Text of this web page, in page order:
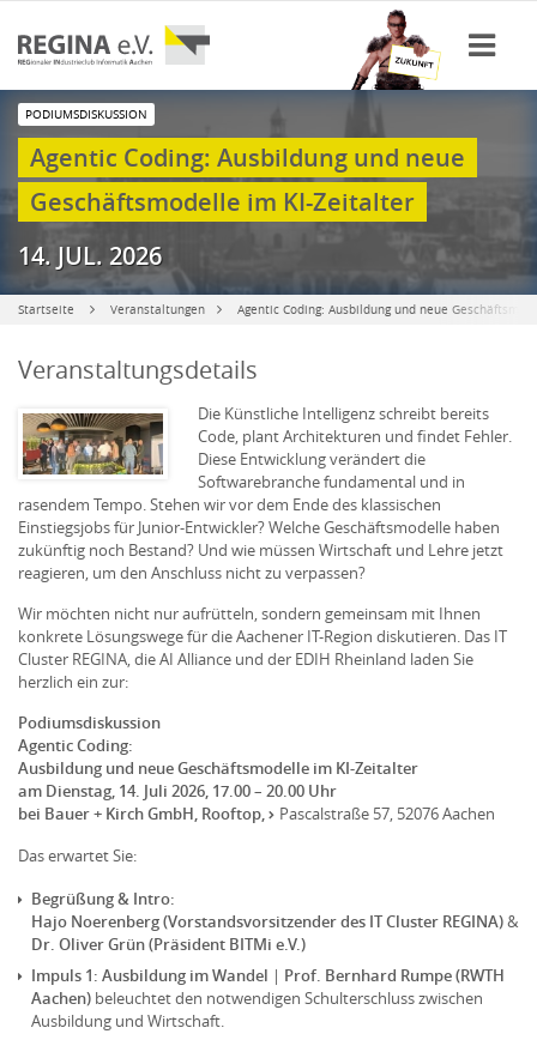
PODIUMSDISKUSSION
Agentic Coding: Ausbildung und neue
Geschäftsmodelle im KI-Zeitalter
14. JUL. 2026
Startseite Veranstaltungen Agentic Coding: Ausbildung und neue
Veranstaltungsdetails
Die Künstliche Intelligenz schreibt bereits
Code, plant Architekturen und findet Fehler.
Diese Entwicklung verändert die
Softwarebranche fundamental und in
rasendem Tempo. Stehen wir vor dem Ende des klassischen
Einstiegsjobs für Junior-Entwickler? Welche Geschäftsmodelle haben
zukünftig noch Bestand? Und wie müssen Wirtschaft und Lehre jetzt
reagieren, um den Anschluss nicht zu verpassen?
Wir möchten nicht nur aufrütteln, sondern gemeinsam mit Ihnen
konkrete Lösungswege für die Aachener IT-Region diskutieren. Das IT
Cluster REGINA, die AI Alliance und der EDIH Rheinland laden Sie
herzlich ein zur:
Podiumsdiskussion
Agentic Coding:
Ausbildung und neue Geschäftsmodelle im KI-Zeitalter
am Dienstag, 14. Juli 2026, 17.00 – 20.00 Uhr
bei Bauer + Kirch GmbH, Rooftop,
Pascalstraße 57, 52076 Aachen
Das erwartet Sie:
Begrüßung & Intro:
Hajo Noerenberg (Vorstandsvorsitzender des IT Cluster REGINA)&
Dr. Oliver Grün (Präsident BITMi e.V.)
Impuls 1: Ausbildung im Wandel | Prof. Bernhard Rumpe (RWTH
Aachen) beleuchtet den notwendigen Schulterschluss zwischen
Ausbildung und Wirtschaft.